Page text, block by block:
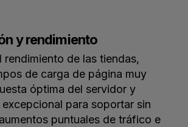
y rendimiento
rendimiento de las tiendas,
de carga de página muy
óptima del servidor y
para soportar sin
puntuales de tráfico e